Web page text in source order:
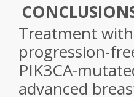
Treatment with
progression-
PIK3CA-
advanced